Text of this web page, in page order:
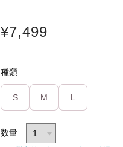
¥7,499
種類
S M L
数量